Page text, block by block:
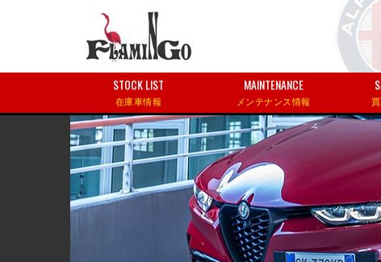
STOCK LIST
在庫車情報
MAINTENANCE
メンテナンス情報